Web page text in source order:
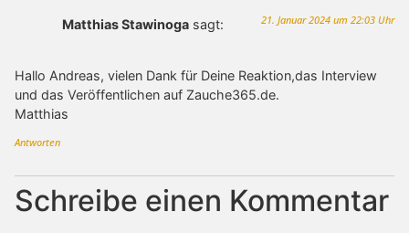
Matthias Stawinoga sagt: 21. Januar 2024 um 22:03 Uhr
Hallo Andreas, vielen Dank für Deine Reaktion,das Interview
und das Veröffentlichen auf Zauche365.de.
Matthias
Antworten
Schreibe einen Kommentar